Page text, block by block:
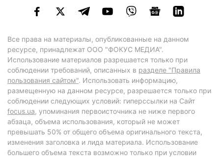
Все права на материалы, опубликованные на данном
ресурсе, принадлежат ООО "ФОКУС МЕДИА".
Использование материалов разрешается только при
соблюдении требований, описанных в разделе "Правила
пользования сайтом". Использовать информацию,
размещенную на данном ресурсе, разрешается только при
соблюдении следующих условий: гиперссылки на Сайт
focus.ua, упоминания первоисточника не ниже первого
абзаца, объема использования, который не может
превышать 50% от общего объема оригинального текста,
изменения заголовка и лида материала. Использование
большего объема текста возможно только при условии